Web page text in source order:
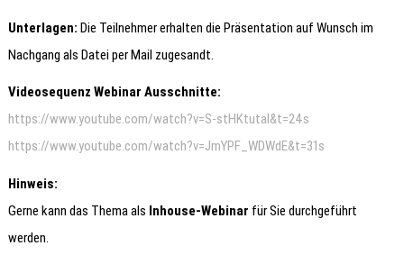
Unterlagen:Die Teilnehmer erhalten die Präsentation auf Wunsch im
Nachgang als Datei per Mail zugesandt.
Videosequenz Webinar Ausschnitte:
https://www.youtube.com/watch?v=S-stHKtutaI&t=24s
https://www.youtube.com/watch?v=JmYPF_WDWdE&t=31s
Hinweis:
Gerne kann das Thema als Inhouse-Webinar für Sie durchgeführt
werden.